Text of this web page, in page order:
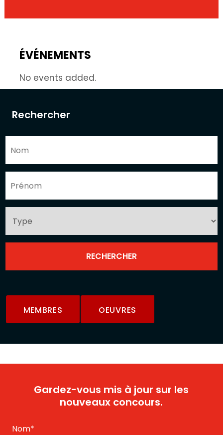
Rechercher
MEMBRES OEUVRES
ÉVÉNEMENTS
No events added.
Gardez-vous mis à jour sur les
nouveaux concours.
Nom*